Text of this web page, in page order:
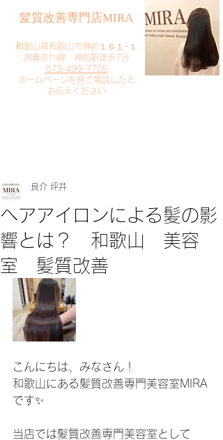
​髪質改善専門店MIRA
​和歌山県和歌山市神前１６１−１
JR貴志川線 神前駅徒歩7分
073-499-7705
​ホームページを見て電話したと
お伝えください
ヘアアイロンによる髪の影
響とは？ 和歌山 美容
室 髪質改善
良介 坪井
こんにちは、みなさん！
和歌山にある髪質改善専門美容室MIRA
です✨
当店では髪質改善専門美容室として